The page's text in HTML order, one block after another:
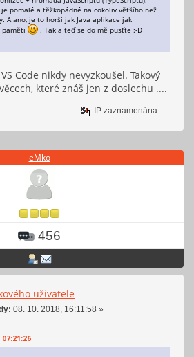
pomalé a těžkopádné na cokoliv většího než
A ano, je to horší jak Java aplikace jak
paměti
. Tak a teď se do mě pusťte :-D
Code nikdy nevyzkoušel. Takový
které znáš jen z doslechu ....
IP zaznamenána
eMko
456
uživatele
08. 10. 2018, 16:11:58 »